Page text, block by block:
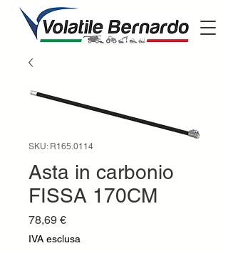
SKU: R165.0114
Asta in carbonio
FISSA 170CM
78,69 €Prezzo
IVA esclusa